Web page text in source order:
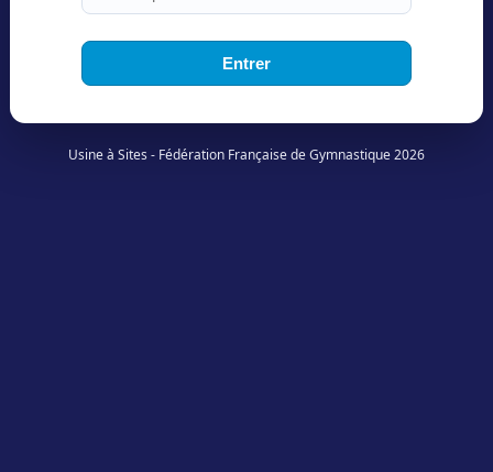
Entrer
Usine à Sites - Fédération Française de Gymnastique 2026